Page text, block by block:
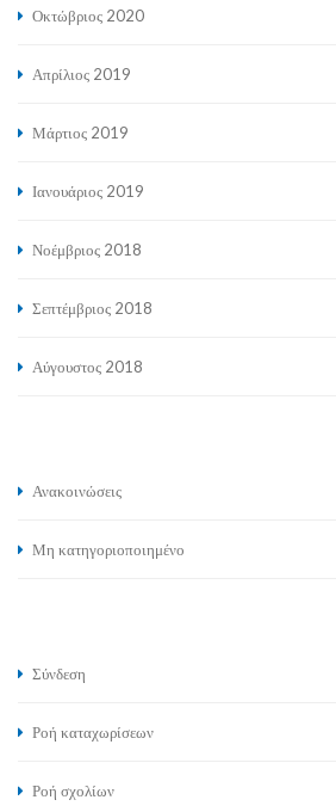
Οκτώβριος 2020
Απρίλιος 2019
Μάρτιος 2019
Ιανουάριος 2019
Νοέμβριος 2018
Σεπτέμβριος 2018
Αύγουστος 2018
Ανακοινώσεις
Μη κατηγοριοποιημένο
Σύνδεση
Ροή καταχωρίσεων
Ροή σχολίων